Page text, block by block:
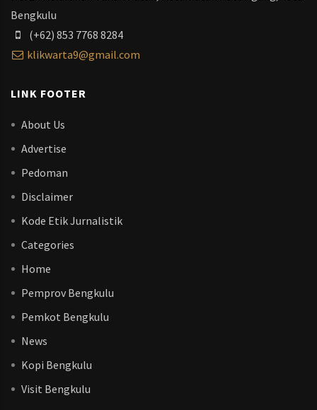
Bengkulu
(+62) 853 7768 8284
klikwarta9@gmail.com
LINK FOOTER
About Us
Advertise
Pedoman
Disclaimer
Kode Etik Jurnalistik
Categories
Home
Pemprov Bengkulu
Pemkot Bengkulu
News
Kopi Bengkulu
Visit Bengkulu